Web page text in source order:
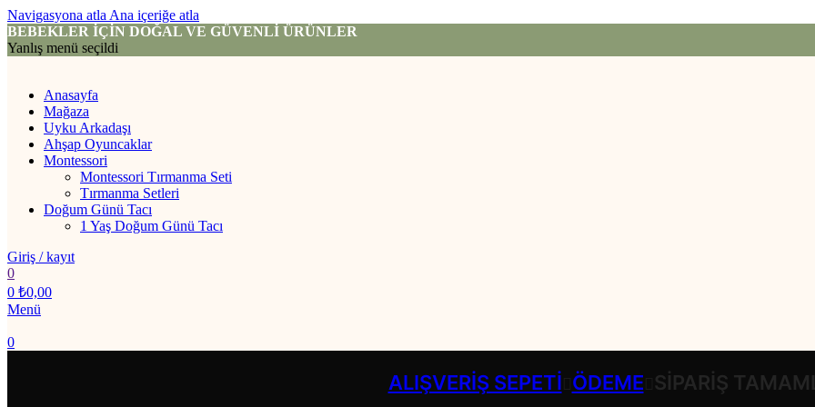
Navigasyona atla Ana içeriğe atla
BEBEKLER İÇİN DOĞAL VE GÜVENLİ ÜRÜNLER
Yanlış menü seçildi
Anasayfa
Mağaza
Uyku Arkadaşı
Ahşap Oyuncaklar
Montessori
Montessori Tırmanma Seti
Tırmanma Setleri
Doğum Günü Tacı
1 Yaş Doğum Günü Tacı
Giriş / kayıt
0
0 ₺0,00
Menü
0
ALIŞVERIŞ SEPETI ÖDEME SIPARIŞ